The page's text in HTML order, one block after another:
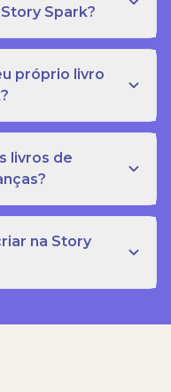
Spark?
próprio livro
livros de
na Story